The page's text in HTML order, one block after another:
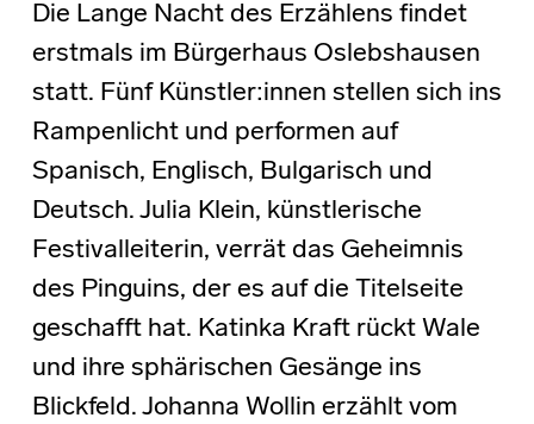
Die Lange Nacht des Erzählens findet
erstmals im Bürgerhaus Oslebshausen
statt. Fünf Künstler:innen stellen sich ins
Rampenlicht und performen auf
Spanisch, Englisch, Bulgarisch und
Deutsch. Julia Klein, künstlerische
Festivalleiterin, verrät das Geheimnis
des Pinguins, der es auf die Titelseite
geschafft hat. Katinka Kraft rückt Wale
und ihre sphärischen Gesänge ins
Blickfeld. Johanna Wollin erzählt vom